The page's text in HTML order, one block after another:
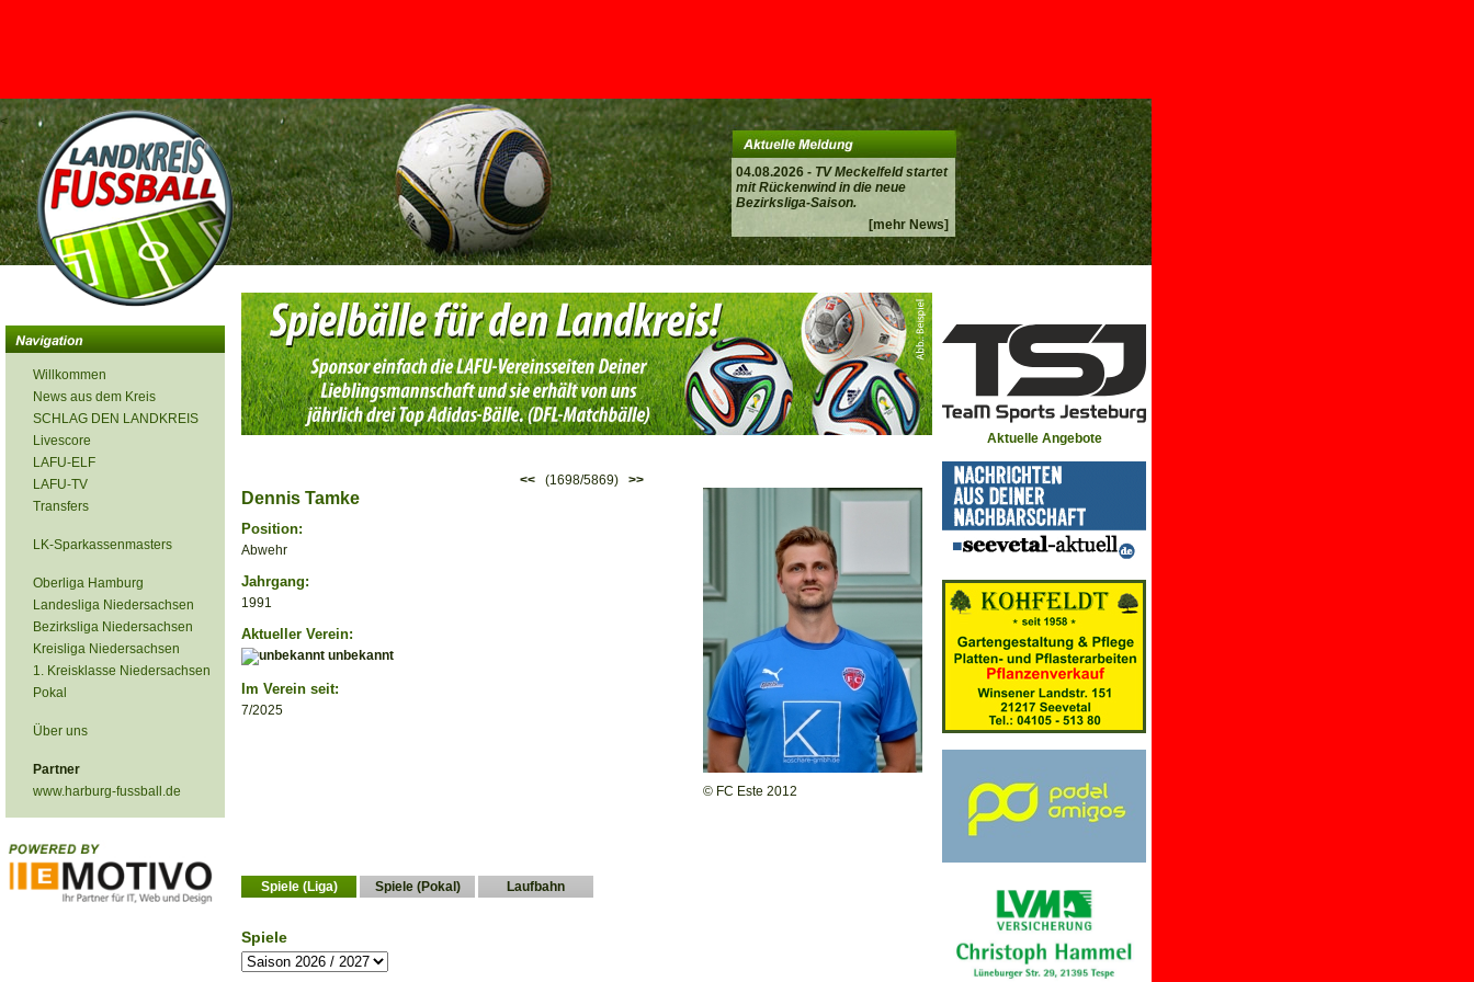
04.08.2026 - TV Meckelfeld startet
mit Rückenwind in die neue
Bezirksliga-Saison.
[mehr News]
<
Willkommen
News aus dem Kreis
SCHLAG DEN LANDKREIS
Livescore
LAFU-ELF
LAFU-TV
Transfers
LK-Sparkassenmasters
Oberliga Hamburg
Landesliga Niedersachsen
Bezirksliga Niedersachsen
Kreisliga Niedersachsen
1. Kreisklasse Niedersachsen
Pokal
Über uns
Partner
www.harburg-fussball.de
<< (1698/5869) >>
© FC Este 2012
Dennis Tamke
Position:
Abwehr
Jahrgang:
1991
Aktueller Verein:
unbekannt
Im Verein seit:
7/2025
Spiele (Liga) Spiele (Pokal) Laufbahn
Spiele
Aktuelle Angebote